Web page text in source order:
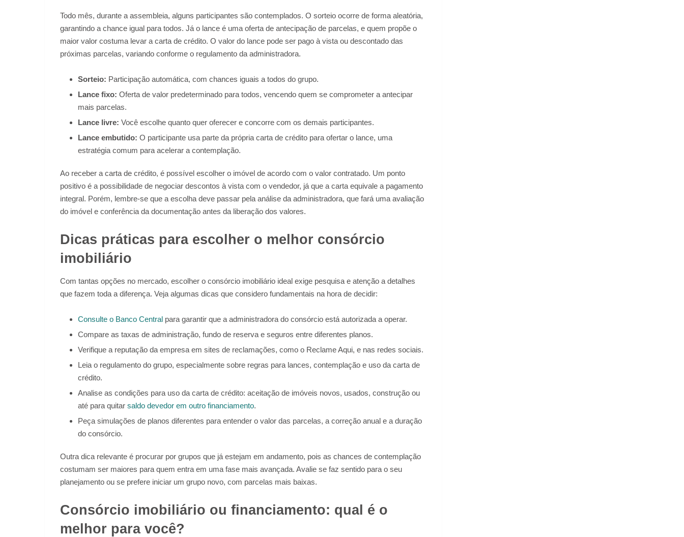
Todo mês, durante a assembleia, alguns participantes são contemplados. O sorteio ocorre de forma aleatória,
garantindo a chance igual para todos. Já o lance é uma oferta de antecipação de parcelas, e quem propõe o
maior valor costuma levar a carta de crédito. O valor do lance pode ser pago à vista ou descontado das
próximas parcelas, variando conforme o regulamento da administradora.
Sorteio: Participação automática, com chances iguais a todos do grupo.
Lance fixo: Oferta de valor predeterminado para todos, vencendo quem se comprometer a antecipar
mais parcelas.
Lance livre: Você escolhe quanto quer oferecer e concorre com os demais participantes.
Lance embutido: O participante usa parte da própria carta de crédito para ofertar o lance, uma
estratégia comum para acelerar a contemplação.
Ao receber a carta de crédito, é possível escolher o imóvel de acordo com o valor contratado. Um ponto
positivo é a possibilidade de negociar descontos à vista com o vendedor, já que a carta equivale a pagamento
integral. Porém, lembre-se que a escolha deve passar pela análise da administradora, que fará uma avaliação
do imóvel e conferência da documentação antes da liberação dos valores.
Dicas práticas para escolher o melhor consórcio
imobiliário
Com tantas opções no mercado, escolher o consórcio imobiliário ideal exige pesquisa e atenção a detalhes
que fazem toda a diferença. Veja algumas dicas que considero fundamentais na hora de decidir:
Consulte o Banco Central para garantir que a administradora do consórcio está autorizada a operar.
Compare as taxas de administração, fundo de reserva e seguros entre diferentes planos.
Verifique a reputação da empresa em sites de reclamações, como o Reclame Aqui, e nas redes sociais.
Leia o regulamento do grupo, especialmente sobre regras para lances, contemplação e uso da carta de
crédito.
Analise as condições para uso da carta de crédito: aceitação de imóveis novos, usados, construção ou
até para quitar saldo devedor em outro financiamento.
Peça simulações de planos diferentes para entender o valor das parcelas, a correção anual e a duração
do consórcio.
Outra dica relevante é procurar por grupos que já estejam em andamento, pois as chances de contemplação
costumam ser maiores para quem entra em uma fase mais avançada. Avalie se faz sentido para o seu
planejamento ou se prefere iniciar um grupo novo, com parcelas mais baixas.
Consórcio imobiliário ou financiamento: qual é o
melhor para você?